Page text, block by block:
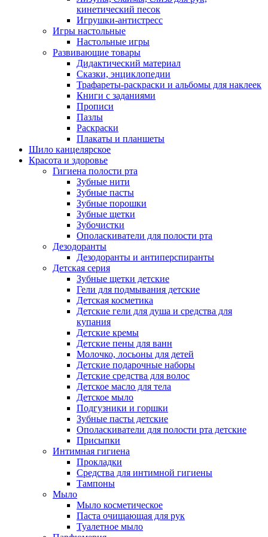
кинетический песок
Игрушки-антистресс
Игры настольные
Настольные игры
Развивающие товары
Дидактический материал
Сказки, энциклопедии
Трафареты-раскраски и альбомы для наклеек
Книги с заданиями
Прописи
Пазлы
Раскраски
Плакаты и планшеты
Шило канцелярское
Красота и здоровье
Гигиена полости рта
Зубные нити
Зубные пасты
Зубные порошки
Зубные щетки
Зубочистки
Ополаскиватели для полости рта
Дезодоранты
Дезодоранты и антиперспиранты
Детская серия
Зубные щетки детские
Гели для подмывания детские
Детская косметика
Детские гели для душа и средства для
купания
Детские кремы
Детские пены для ванн
Молочко, лосьоны для детей
Детские подарочные наборы
Детские средства для волос
Детское масло для тела
Детское мыло
Подгузники и горшки
Зубные пасты детские
Ополаскиватели для полости рта детские
Присыпки
Интимная гигиена
Прокладки
Средства для интимной гигиены
Тампоны
Мыло
Мыло косметическое
Паста очищающая для рук
Туалетное мыло